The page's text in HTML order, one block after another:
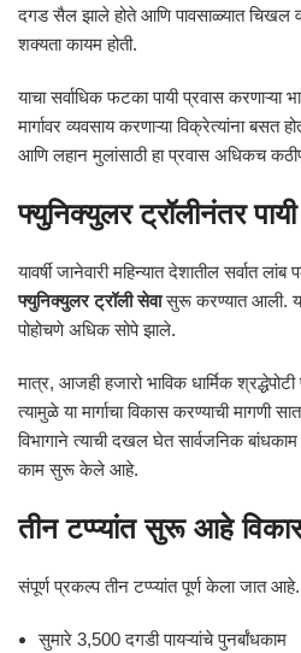
दगड सैल झाले होते आणि पावसाळ्यात चिखल
शक्यता कायम होती.
याचा सर्वाधिक फटका पायी प्रवास करणाऱ्या
मार्गावर व्यवसाय करणाऱ्या विक्रेत्यांना बसत
आणि लहान मुलांसाठी हा प्रवास अधिकच
फ्युनिक्युलर ट्रॉलीनंतर पायी
यावर्षी जानेवारी महिन्यात देशातील सर्वात
फ्युनिक्युलर ट्रॉली सेवासुरू करण्यात आली.
पोहोचणे अधिक सोपे झाले.
मात्र, आजही हजारो भाविक धार्मिक
त्यामुळे या मार्गाचा विकास करण्याची मागणी
विभागाने त्याची दखल घेत सार्वजनिक बांधकाम
काम सुरू केले आहे.
तीन टप्प्यांत सुरू आहे
संपूर्ण प्रकल्प तीन टप्प्यांत पूर्ण केला जात आहे.
सुमारे 3,500 दगडी पायऱ्यांचे पुनर्बांधकाम